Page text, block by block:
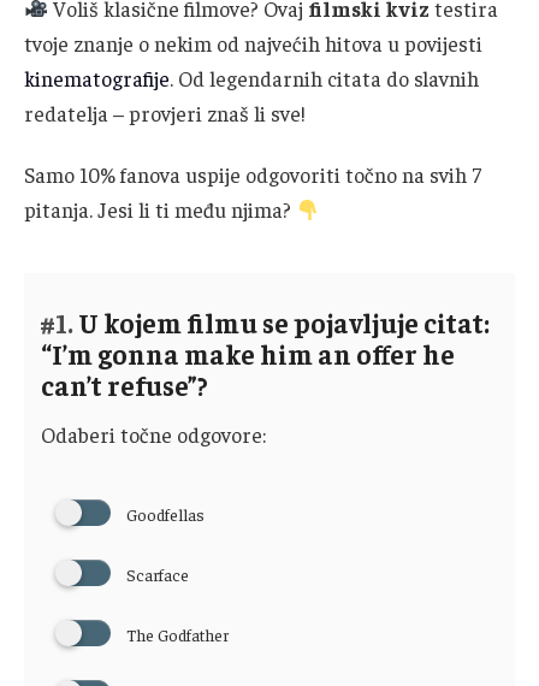
Voliš klasične filmove? Ovaj filmski kviz testira
tvoje znanje o nekim od najvećih hitova u povijesti
kinematografije. Od legendarnih citata do slavnih
redatelja – provjeri znaš li sve!
Samo 10% fanova uspije odgovoriti točno na svih 7
pitanja. Jesi li ti među njima?
#1.U kojem filmu se pojavljuje citat:
“I’m gonna make him an offer he
can’t refuse”?
Odaberi točne odgovore:
Goodfellas
Scarface
The Godfather